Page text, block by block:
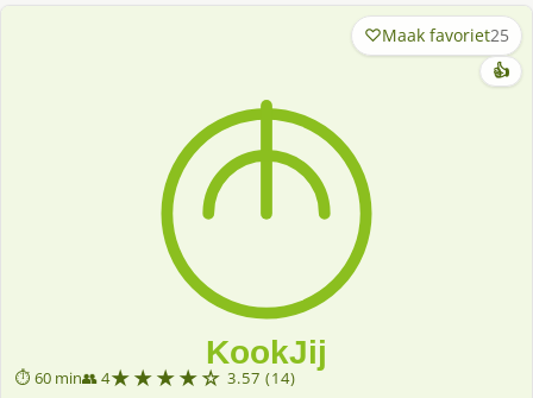
⏱ 60 min👥 4★★★★☆ 3.57 (14)
Maak favoriet25
👍